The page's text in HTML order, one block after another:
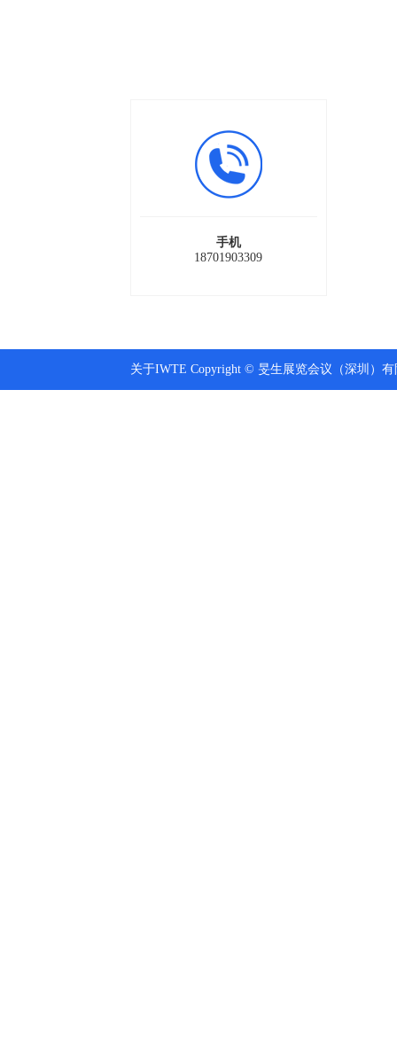
手机
18701903309
关于IWTE Copyright © 旻生展览会议（深圳）